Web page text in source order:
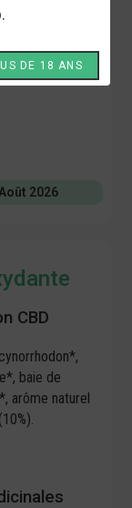
DE 18 ANS
2026
CBD
baie de
arôme naturel